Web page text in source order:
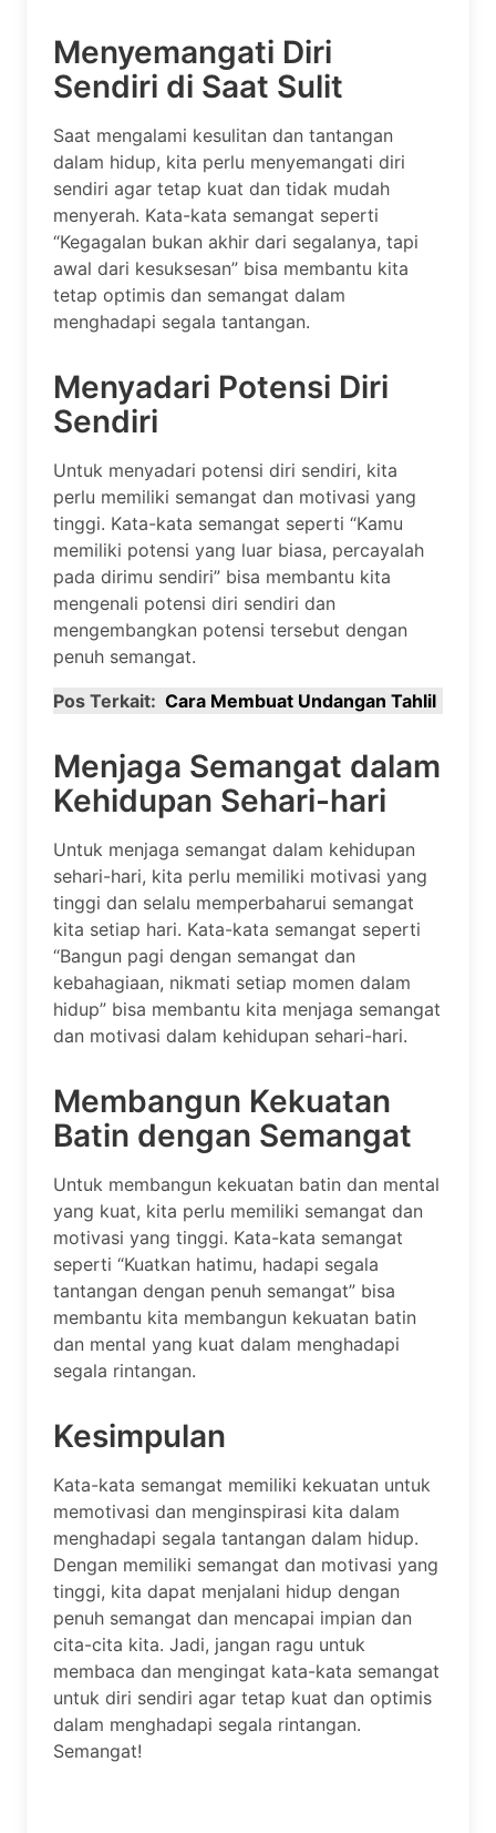
Menyemangati Diri
Sendiri di Saat Sulit
Saat mengalami kesulitan dan tantangan
dalam hidup, kita perlu menyemangati diri
sendiri agar tetap kuat dan tidak mudah
menyerah. Kata-kata semangat seperti
“Kegagalan bukan akhir dari segalanya, tapi
awal dari kesuksesan” bisa membantu kita
tetap optimis dan semangat dalam
menghadapi segala tantangan.
Menyadari Potensi Diri
Sendiri
Untuk menyadari potensi diri sendiri, kita
perlu memiliki semangat dan motivasi yang
tinggi. Kata-kata semangat seperti “Kamu
memiliki potensi yang luar biasa, percayalah
pada dirimu sendiri” bisa membantu kita
mengenali potensi diri sendiri dan
mengembangkan potensi tersebut dengan
penuh semangat.
Pos Terkait: Cara Membuat Undangan Tahlil
Menjaga Semangat dalam
Kehidupan Sehari-hari
Untuk menjaga semangat dalam kehidupan
sehari-hari, kita perlu memiliki motivasi yang
tinggi dan selalu memperbaharui semangat
kita setiap hari. Kata-kata semangat seperti
“Bangun pagi dengan semangat dan
kebahagiaan, nikmati setiap momen dalam
hidup” bisa membantu kita menjaga semangat
dan motivasi dalam kehidupan sehari-hari.
Membangun Kekuatan
Batin dengan Semangat
Untuk membangun kekuatan batin dan mental
yang kuat, kita perlu memiliki semangat dan
motivasi yang tinggi. Kata-kata semangat
seperti “Kuatkan hatimu, hadapi segala
tantangan dengan penuh semangat” bisa
membantu kita membangun kekuatan batin
dan mental yang kuat dalam menghadapi
segala rintangan.
Kesimpulan
Kata-kata semangat memiliki kekuatan untuk
memotivasi dan menginspirasi kita dalam
menghadapi segala tantangan dalam hidup.
Dengan memiliki semangat dan motivasi yang
tinggi, kita dapat menjalani hidup dengan
penuh semangat dan mencapai impian dan
cita-cita kita. Jadi, jangan ragu untuk
membaca dan mengingat kata-kata semangat
untuk diri sendiri agar tetap kuat dan optimis
dalam menghadapi segala rintangan.
Semangat!